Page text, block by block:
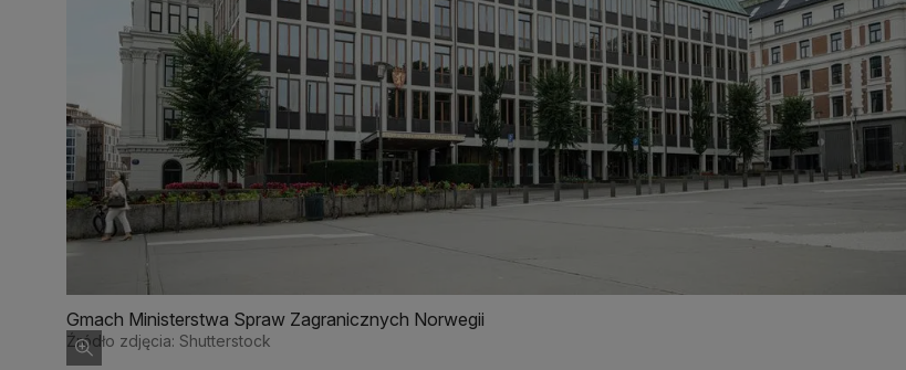
Gmach Ministerstwa Spraw Zagranicznych Norwegii
Źródło zdjęcia: Shutterstock